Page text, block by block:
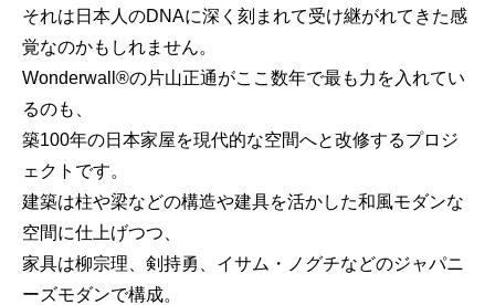
それは日本人のDNAに深く刻まれて受け継がれてきた感
覚なのかもしれません。
Wonderwall®の片山正通がここ数年で最も力を入れてい
るのも、
築100年の日本家屋を現代的な空間へと改修するプロジ
ェクトです。
建築は柱や梁などの構造や建具を活かした和風モダンな
空間に仕上げつつ、
家具は柳宗理、剣持勇、イサム・ノグチなどのジャパニ
ーズモダンで構成。